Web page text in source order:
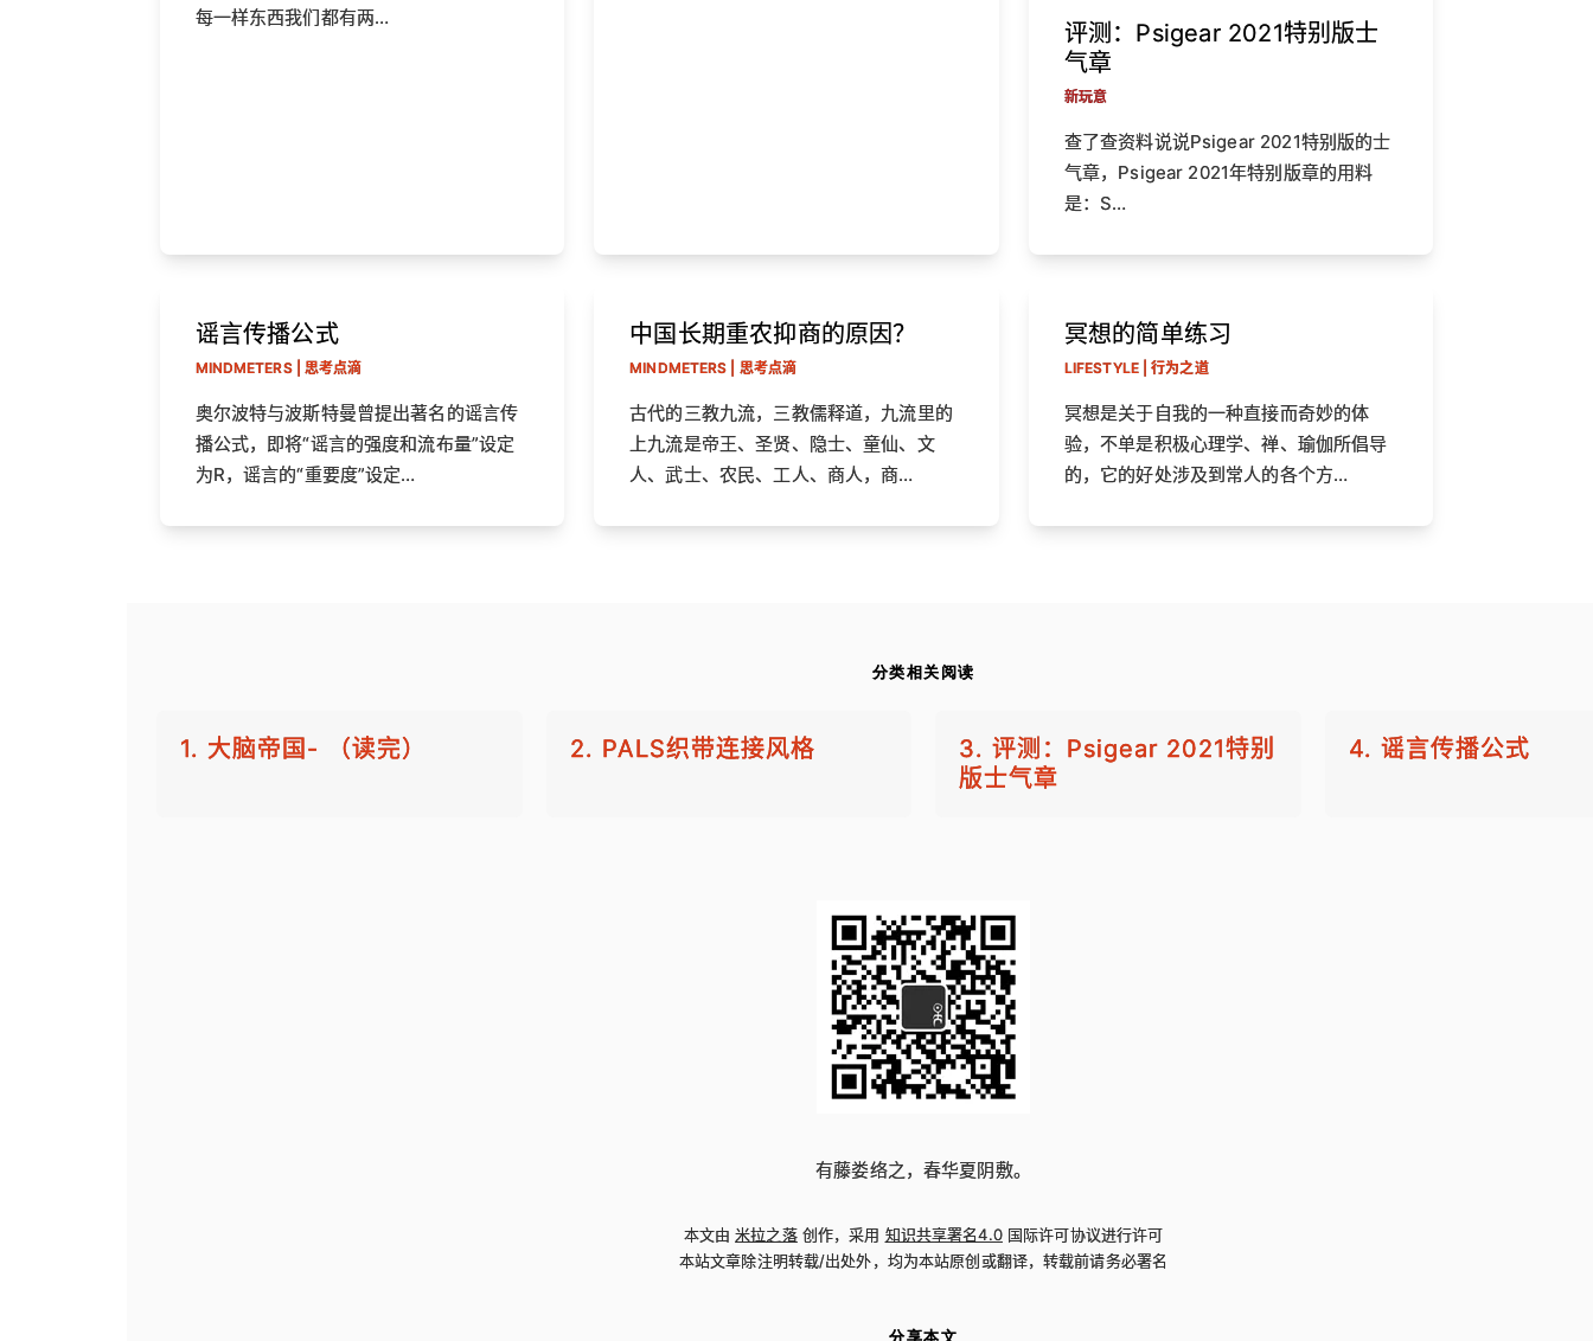
每一样东西我们都有两…
评测：Psigear 2021特别版士
气章
新玩意
查了查资料说说Psigear 2021特别版的士
气章，Psigear 2021年特别版章的用料
是：S…
谣言传播公式
MINDMETERS | 思考点滴
奥尔波特与波斯特曼曾提出著名的谣言传
播公式，即将“谣言的强度和流布量”设定
为R，谣言的“重要度”设定…
中国长期重农抑商的原因？
MINDMETERS | 思考点滴
古代的三教九流，三教儒释道，九流里的
上九流是帝王、圣贤、隐士、童仙、文
人、武士、农民、工人、商人，商…
冥想的简单练习
LIFESTYLE | 行为之道
冥想是关于自我的一种直接而奇妙的体
验，不单是积极心理学、禅、瑜伽所倡导
的，它的好处涉及到常人的各个方…
分类相关阅读
1. 大脑帝国- （读完） 2. PALS织带连接风格
3. 评测：Psigear 2021特别
版士气章
4. 谣言传播公式
有藤娄络之，春华夏阴敷。
本文由米拉之落创作，采用 知识共享署名4.0国际许可协议进行许可
本站文章除注明转载/出处外，均为本站原创或翻译，转载前请务必署名
分享本文